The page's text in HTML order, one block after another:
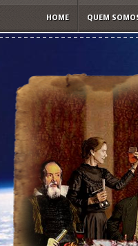
HOME QUEM